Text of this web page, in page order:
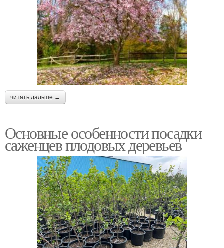
читать дальше →
Основные особенности посадки
саженцев плодовых деревьев